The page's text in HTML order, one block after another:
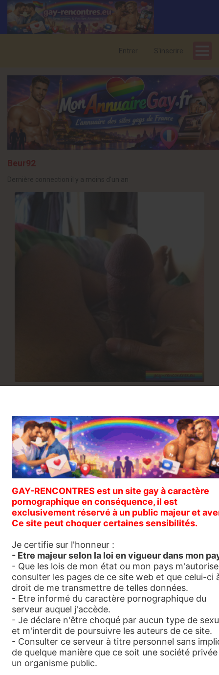
Entrer S'inscrire
Beur92
Dernière connection il y a moins d'un an
Ajouté aux amis
Genre:
Hétéro
Age:
44
Lieu:
Taverny, Île-de-France, France
Description:
Beur tres mate de peau athletique et sportif
Déplacement:
Voir plus
405 vues
Activité récente
GAY-RENCONTRES est un site gay à caractère
pornographique en conséquence, il est
exclusivement réservé à un public majeur et
Ce site peut choquer certaines sensibilités.
Je certifie sur l'honneur :
- Etre majeur selon la loi en vigueur dans mon
- Que les lois de mon état ou mon pays
consulter les pages de ce site web et que celui-ci
droit de me transmettre de telles données.
- Etre informé du caractère pornographique du
serveur auquel j'accède.
- Je déclare n'être choqué par aucun type de
et m'interdit de poursuivre les auteurs de ce site.
- Consulter ce serveur à titre personnel sans
de quelque manière que ce soit une société
un organisme public.